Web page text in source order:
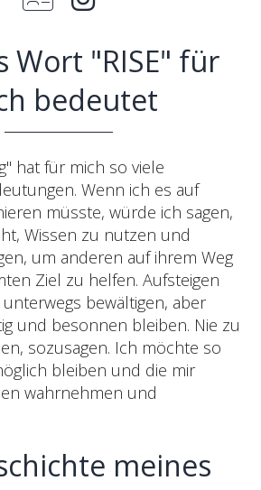
Wort "RISE" für
bedeutet
hat für mich so viele
Wenn ich es auf
müsste, würde ich sagen,
Wissen zu nutzen und
um anderen auf ihrem Weg
Ziel zu helfen. Aufsteigen
bewältigen, aber
und besonnen bleiben. Nie zu
sozusagen. Ich möchte so
bleiben und die mir
wahrnehmen und
meines